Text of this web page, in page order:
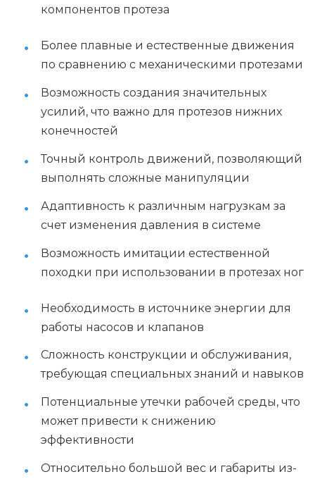
компонентов протеза
Более плавные и естественные движения
по сравнению с механическими протезами
Возможность создания значительных
усилий, что важно для протезов нижних
конечностей
Точный контроль движений, позволяющий
выполнять сложные манипуляции
Адаптивность к различным нагрузкам за
счет изменения давления в системе
Возможность имитации естественной
походки при использовании в протезах ног
Необходимость в источнике энергии для
работы насосов и клапанов
Сложность конструкции и обслуживания,
требующая специальных знаний и навыков
Потенциальные утечки рабочей среды, что
может привести к снижению
эффективности
Относительно большой вес и габариты из-